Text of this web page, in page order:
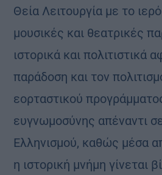
Θεία Λειτουργία με το
μουσικές και θεατρικές
ιστορικά και
παράδοση και τον
εορταστικού
ευγνωμοσύνης απέναντι
Ελληνισμού, καθώς μέσα
η ιστορική μνήμη γίνεται